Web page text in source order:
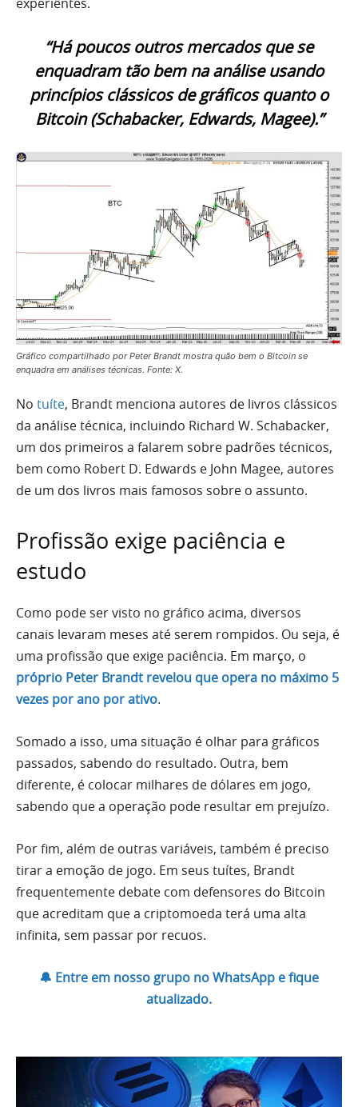
“Há poucos outros mercados que se
enquadram tão bem na análise usando
princípios clássicos de gráficos quanto o
Bitcoin (Schabacker, Edwards, Magee).”
Gráfico compartilhado por Peter Brandt mostra quão bem o Bitcoin se
enquadra em análises técnicas. Fonte: X.
No tuíte, Brandt menciona autores de livros clássicos
da análise técnica, incluindo Richard W. Schabacker,
um dos primeiros a falarem sobre padrões técnicos,
bem como Robert D. Edwards e John Magee, autores
de um dos livros mais famosos sobre o assunto.
Profissão exige paciência e
estudo
Como pode ser visto no gráfico acima, diversos
canais levaram meses até serem rompidos. Ou seja, é
uma profissão que exige paciência. Em março, o
próprio Peter Brandt revelou que opera no máximo 5
vezes por ano por ativo.
Somado a isso, uma situação é olhar para gráficos
passados, sabendo do resultado. Outra, bem
diferente, é colocar milhares de dólares em jogo,
sabendo que a operação pode resultar em prejuízo.
Por fim, além de outras variáveis, também é preciso
tirar a emoção de jogo. Em seus tuítes, Brandt
frequentemente debate com defensores do Bitcoin
que acreditam que a criptomoeda terá uma alta
infinita, sem passar por recuos.
🔔 Entre em nosso grupo no WhatsApp e fique
atualizado.